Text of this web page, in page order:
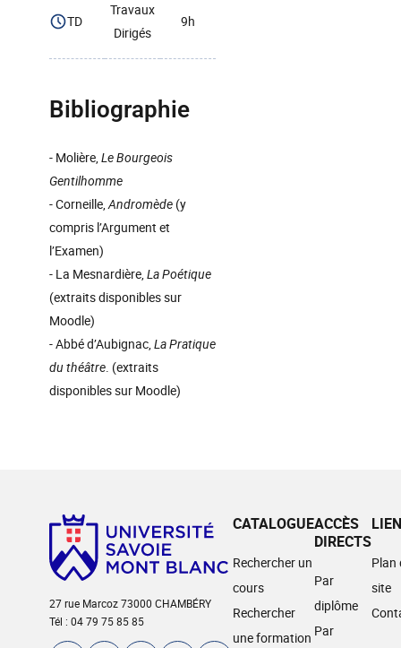
TD
Travaux
Dirigés
9h
Bibliographie
- Molière,Le Bourgeois
Gentilhomme
- Corneille,Andromède (y
compris l’Argument et
l’Examen)
- La Mesnardière,La Poétique
(extraits disponibles sur
Moodle)
- Abbé d’Aubignac,La Pratique
du théâtre. (extraits
disponibles sur Moodle)
27 rue Marcoz 73000 CHAMBÉRY
Tél : 04 79 75 85 85
CATALOGUE
Rechercher un
cours
Rechercher
une formation
ACCÈS
DIRECTS
Par
diplôme
Par
Plan
site